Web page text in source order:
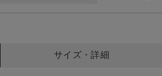
サイズ・詳細